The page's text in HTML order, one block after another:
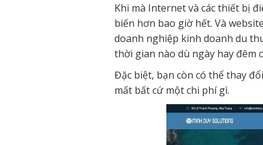
Khi mà Internet và các thiết bị
biến hơn bao giờ hết. Và
doanh nghiệp kinh doanh du
thời gian nào dù ngày hay đêm
Đặc biệt, bạn còn có thể thay
mất bất cứ một chi phí gì.